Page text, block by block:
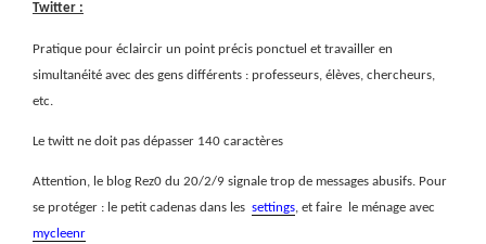
Twitter :
Pratique pour éclaircir un point précis ponctuel et travailler en
simultanéité avec des gens différents : professeurs, élèves, chercheurs,
etc.
Le twitt ne doit pas dépasser 140 caractères
Attention, le blog Rez0 du 20/2/9 signale trop de messages abusifs. Pour
se protéger : le petit cadenas dans les settings, et faire
le ménage avec
mycleenr